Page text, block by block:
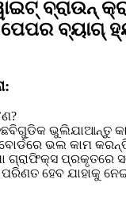
ବ୍ରାଉନ୍
ପେପର ବ୍ୟାଗ୍
ଭୁଲିଯାଆନ୍ତୁ
ଭଲ କାମ
ଗ୍ରାଫିକ୍ସ ପ୍ରକୃତରେ
ହେବ ଯାହାକୁ